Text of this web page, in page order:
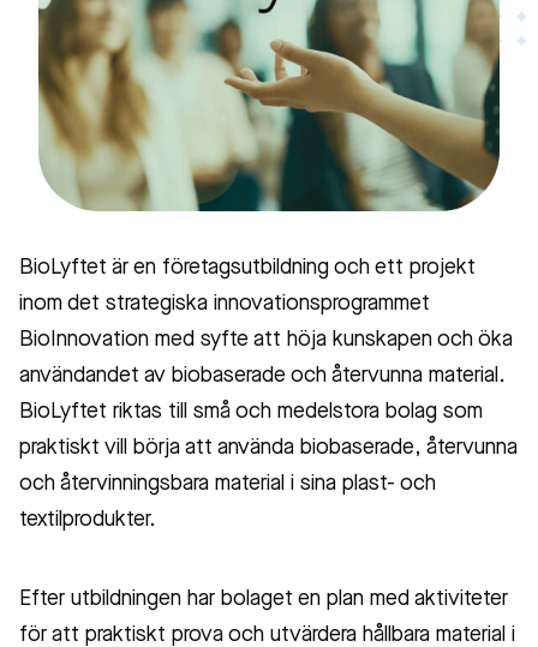
BioLyftet är en företagsutbildning och ett projekt
inom det strategiska innovationsprogrammet
BioInnovation med syfte att höja kunskapen och öka
användandet av biobaserade och återvunna material.
BioLyftet riktas till små och medelstora bolag som
praktiskt vill börja att använda biobaserade, återvunna
och återvinningsbara material i sina plast- och
textilprodukter.
Efter utbildningen har bolaget en plan med aktiviteter
för att praktiskt prova och utvärdera hållbara material i